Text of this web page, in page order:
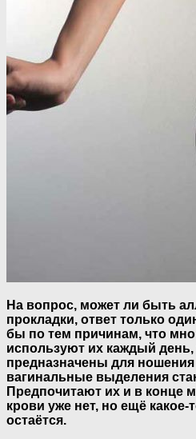
На вопрос, может ли быть
прокладки, ответ только
бы по тем причинам, что
используют их каждый день,
предназначены для ношения
вагинальные выделения
Предпочитают их и в конце
крови уже нет, но ещё какое-
остаётся.